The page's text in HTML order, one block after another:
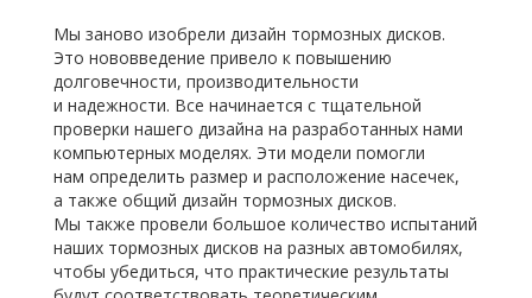
Мы заново изобрели дизайн тормозных дисков.
Это нововведение привело к повышению
долговечности, производительности
и надежности. Все начинается с тщательной
проверки нашего дизайна на разработанных нами
компьютерных моделях. Эти модели помогли
нам определить размер и расположение насечек,
а также общий дизайн тормозных дисков.
Мы также провели большое количество испытаний
наших тормозных дисков на разных автомобилях,
чтобы убедиться, что практические результаты